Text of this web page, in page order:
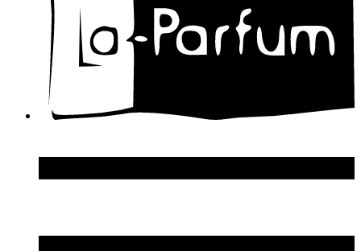
Donna Karan
DSquared2
Dupont S.T.
Echosline
Elie Saab
Elizabeth Arden
Emanuel Ungaro
Emilio Pucci